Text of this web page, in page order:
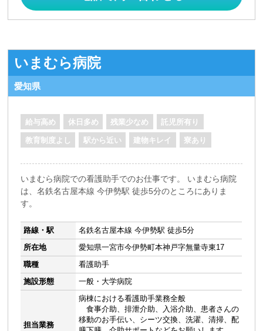
いまむら病院
愛知県
給与高め 休日多め 残業少なめ 託児所有り
教育制度よし 駅から近い 建物キレイ 寮あり
いまむら病院での看護助手でのお仕事です。 いまむら病院
は、名鉄名古屋本線 今伊勢駅 徒歩5分のところにありま
す。
路線・駅
名鉄名古屋本線 今伊勢駅 徒歩5分
所在地
愛知県一宮市今伊勢町本神戸字無量寺東17
職種
看護助手
施設形態
一般・大学病院
担当業務
病棟における看護助手業務全般
食事介助、排泄介助、入浴介助、患者さんの
移動のお手伝い、シーツ交換、洗濯、清掃、配